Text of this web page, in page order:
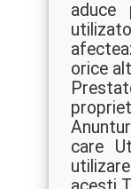
aduce
orice
care